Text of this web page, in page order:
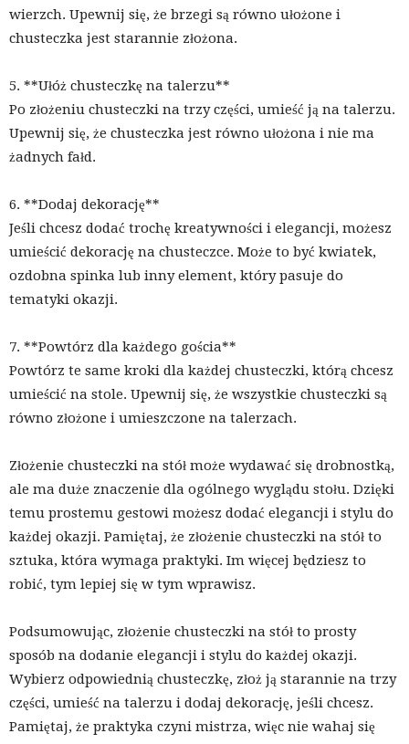
wierzch. Upewnij się, że brzegi są równo ułożone i
chusteczka jest starannie złożona.
5. **Ułóż chusteczkę na talerzu**
Po złożeniu chusteczki na trzy części, umieść ją na talerzu.
Upewnij się, że chusteczka jest równo ułożona i nie ma
żadnych fałd.
6. **Dodaj dekorację**
Jeśli chcesz dodać trochę kreatywności i elegancji, możesz
umieścić dekorację na chusteczce. Może to być kwiatek,
ozdobna spinka lub inny element, który pasuje do
tematyki okazji.
7. **Powtórz dla każdego gościa**
Powtórz te same kroki dla każdej chusteczki, którą chcesz
umieścić na stole. Upewnij się, że wszystkie chusteczki są
równo złożone i umieszczone na talerzach.
Złożenie chusteczki na stół może wydawać się drobnostką,
ale ma duże znaczenie dla ogólnego wyglądu stołu. Dzięki
temu prostemu gestowi możesz dodać elegancji i stylu do
każdej okazji. Pamiętaj, że złożenie chusteczki na stół to
sztuka, która wymaga praktyki. Im więcej będziesz to
robić, tym lepiej się w tym wprawisz.
Podsumowując, złożenie chusteczki na stół to prosty
sposób na dodanie elegancji i stylu do każdej okazji.
Wybierz odpowiednią chusteczkę, złoż ją starannie na trzy
części, umieść na talerzu i dodaj dekorację, jeśli chcesz.
Pamiętaj, że praktyka czyni mistrza, więc nie wahaj się